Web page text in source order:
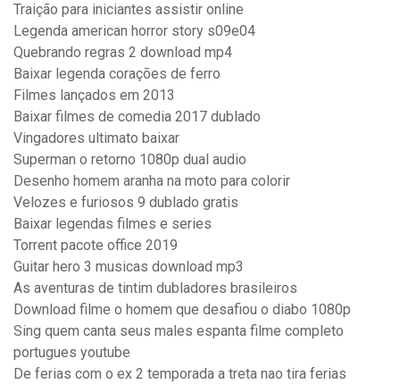
Traição para iniciantes assistir online
Legenda american horror story s09e04
Quebrando regras 2 download mp4
Baixar legenda corações de ferro
Filmes lançados em 2013
Baixar filmes de comedia 2017 dublado
Vingadores ultimato baixar
Superman o retorno 1080p dual audio
Desenho homem aranha na moto para colorir
Velozes e furiosos 9 dublado gratis
Baixar legendas filmes e series
Torrent pacote office 2019
Guitar hero 3 musicas download mp3
As aventuras de tintim dubladores brasileiros
Download filme o homem que desafiou o diabo 1080p
Sing quem canta seus males espanta filme completo
portugues youtube
De ferias com o ex 2 temporada a treta nao tira ferias